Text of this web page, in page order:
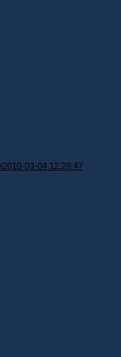
2010-03-04 12:29:47